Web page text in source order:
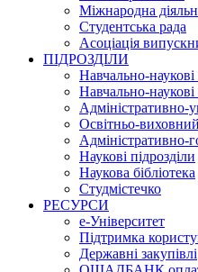
Міжнародна
Студентська рада
Асоціація
ПІДРОЗДІЛИ
Навчально-наукові
Навчально-
Адміністративно-
Освітньо-
Адміністративно-
Наукові підрозділи
Наукова бібліотека
Студмістечко
РЕСУРСИ
е-Університет
Підтримка
Державні закупівлі